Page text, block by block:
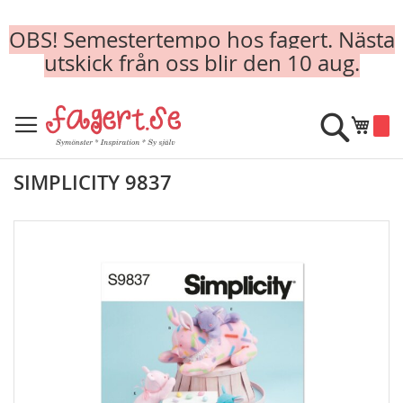
OBS! Semestertempo hos fagert. Nästa
utskick från oss blir den 10 aug.
to
Content
Min
Sök
SIMPLICITY 9837